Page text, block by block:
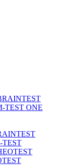
TEST ONE
TEST